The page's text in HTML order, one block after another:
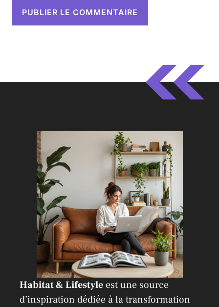
e
Habitat & Lifestyle est une source
d’inspiration dédiée à la transformation